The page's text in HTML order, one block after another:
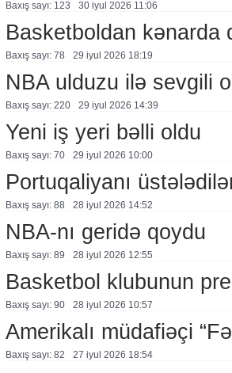
Baxış sayı: 123 30 i̇yul 2026 11:06
Basketboldan kənarda
Baxış sayı: 78 29 i̇yul 2026 18:19
NBA ulduzu ilə sevgili
Baxış sayı: 220 29 i̇yul 2026 14:39
Yeni iş yeri bəlli oldu
Baxış sayı: 70 29 i̇yul 2026 10:00
Portuqaliyanı
Baxış sayı: 88 28 i̇yul 2026 14:52
NBA-nı geridə qoydu
Baxış sayı: 89 28 i̇yul 2026 12:55
Basketbol klubunun
Baxış sayı: 90 28 i̇yul 2026 10:57
Amerikalı müdafiəçi
Baxış sayı: 82 27 i̇yul 2026 18:54